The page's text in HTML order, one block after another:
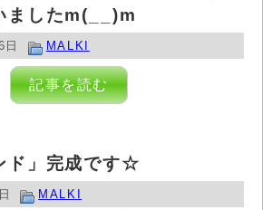
ましたm(__)m
日 MALKI
記事を読む
ド」完成です☆
MALKI